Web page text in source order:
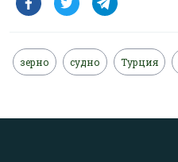
зерно судно Турция